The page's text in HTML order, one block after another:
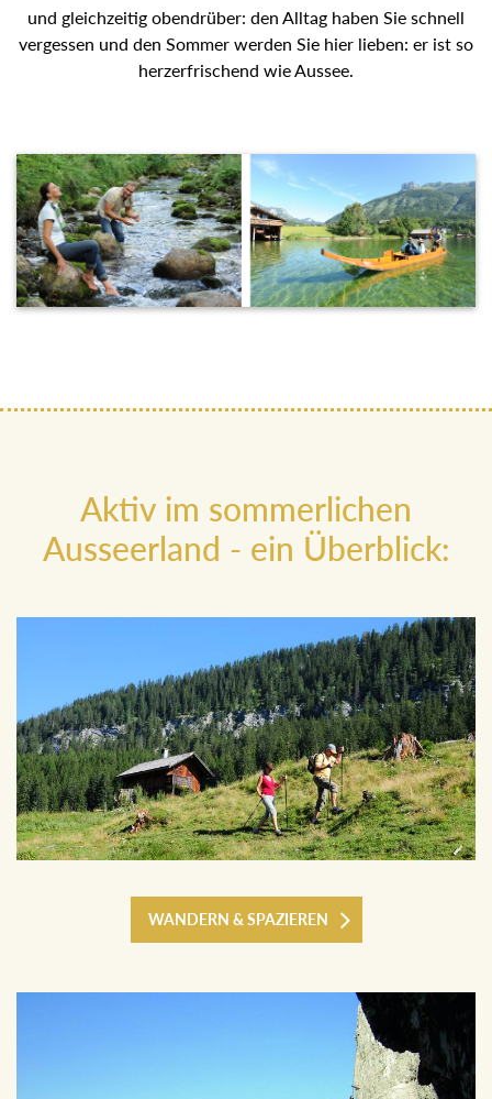
und gleichzeitig obendrüber: den Alltag haben Sie schnell
vergessen und den Sommer werden Sie hier lieben: er ist so
herzerfrischend wie Aussee.
Aktiv im sommerlichen
Ausseerland - ein Überblick:
WANDERN & SPAZIEREN